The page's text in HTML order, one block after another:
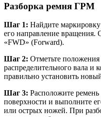
Разборка ремня ГРМ
Шаг 1: Найдите
его направление вращения.
«FWD» (Forward).
Шаг 2: Отметьте
распределительного вала и
правильно установить
Шаг 3: Расположите
поверхности и выполните
или острых ножей. При